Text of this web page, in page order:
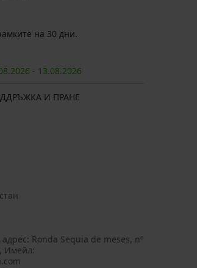
на 30 дни.
2026 - 13.08.2026
И ПРАНЕ
aдрес: Ronda Sequia de meses, nº
Имейл: